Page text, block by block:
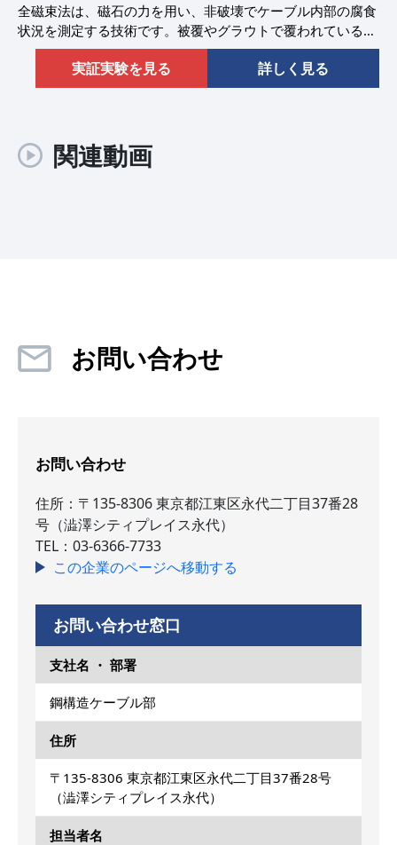
全磁束法は、磁石の力を用い、非破壊でケーブル内部の腐食
状況を測定する技術です。被覆やグラウトで覆われているケ
ーブルでも測定は可能です。ケーブルの残存耐力確認にご活
用ください。実証実験を見る 詳しく見る
関連動画
お問い合わせ
お問い合わせ
住所：〒135-8306 東京都江東区永代二丁目37番28
号（澁澤シティプレイス永代）
TEL：03-6366-7733
この企業のページへ移動する
お問い合わせ窓口
支社名 ・ 部署
鋼構造ケーブル部
住所
〒135-8306 東京都江東区永代二丁目37番28号
（澁澤シティプレイス永代）
担当者名